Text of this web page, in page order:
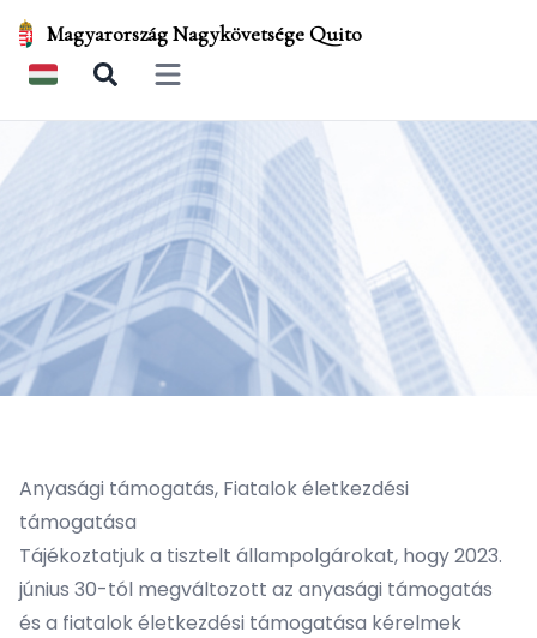
Magyarország Nagykövetsége Quito
Open main menu
Anyasági támogatás, Fiatalok életkezdési
támogatása
Tájékoztatjuk a tisztelt állampolgárokat, hogy 2023.
június 30-tól megváltozott az anyasági támogatás
és a fiatalok életkezdési támogatása kérelmek